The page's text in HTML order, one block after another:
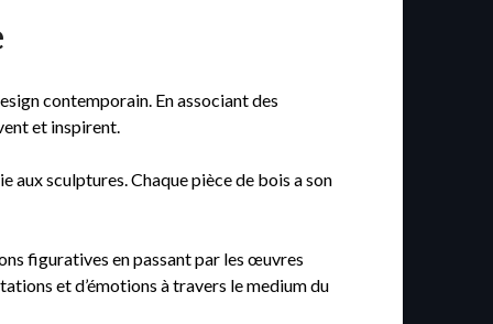
contemporain. En associant des
et inspirent.
aux sculptures. Chaque pièce de bois a son
figuratives en passant par les œuvres
et d’émotions à travers le medium du